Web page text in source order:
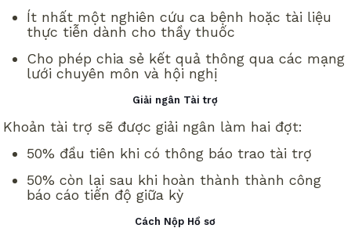
Ít nhất một nghiên cứu ca bệnh hoặc tài liệu
thực tiễn dành cho thầy thuốc
Cho phép chia sẻ kết quả thông qua các mạng
lưới chuyên môn và hội nghị
Giải ngân Tài trợ
Khoản tài trợ sẽ được giải ngân làm hai đợt:
50% đầu tiên khi có thông báo trao tài trợ
50% còn lại sau khi hoàn thành thành công
báo cáo tiến độ giữa kỳ
Cách Nộp Hồ sơ